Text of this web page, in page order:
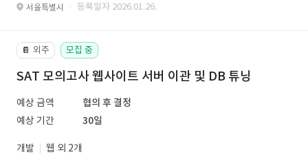
서울특별시 · 등록일자 2026.01.26.
📔 외주 모집 중
SAT 모의고사 웹사이트 서버 이관 및 DB 튜닝
예상 금액
협의 후 결정
예상 기간
30일
개발
웹 외 2개